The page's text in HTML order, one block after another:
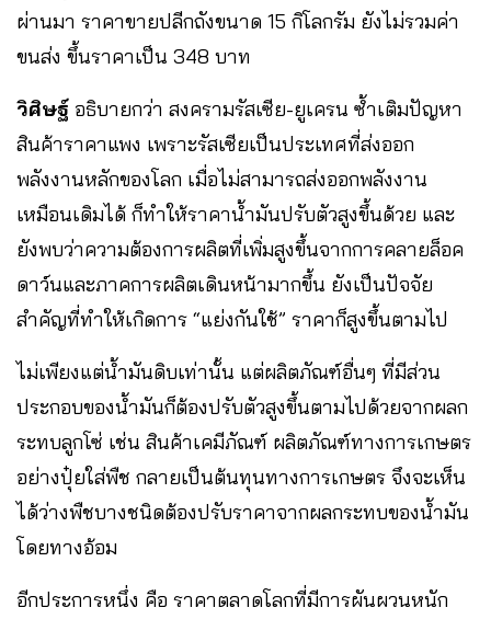
ผ่านมา ราคาขายปลีกถังขนาด 15 กิโลกรัม ยังไม่รวมค่า
ขนส่ง ขึ้นราคาเป็น 348 บาท
วิศิษฐ์ อธิบายกว่า สงครามรัสเซีย-ยูเครน ซ้ำเติมปัญหา
สินค้าราคาแพง เพราะรัสเซียเป็นประเทศที่ส่งออก
พลังงานหลักของโลก เมื่อไม่สามารถส่งออกพลังงาน
เหมือนเดิมได้ ก็ทำให้ราคาน้ำมันปรับตัวสูงขึ้นด้วย และ
ยังพบว่าความต้องการผลิตที่เพิ่มสูงขึ้นจากการคลายล็อค
ดาว์นและภาคการผลิตเดินหน้ามากขึ้น ยังเป็นปัจจัย
สำคัญที่ทำให้เกิดการ “แย่งกันใช้” ราคาก็สูงขึ้นตามไป
ไม่เพียงแต่น้ำมันดิบเท่านั้น แต่ผลิตภัณฑ์อื่นๆ ที่มีส่วน
ประกอบของน้ำมันก็ต้องปรับตัวสูงขึ้นตามไปด้วยจากผลก
ระทบลูกโซ่ เช่น สินค้าเคมีภัณฑ์ ผลิตภัณฑ์ทางการเกษตร
อย่างปุ๋ยใส่พืช กลายเป็นต้นทุนทางการเกษตร จึงจะเห็น
ได้ว่างพืชบางชนิดต้องปรับราคาจากผลกระทบของน้ำมัน
โดยทางอ้อม
อีกประการหนึ่ง คือ ราคาตลาดโลกที่มีการผันผวนหนัก